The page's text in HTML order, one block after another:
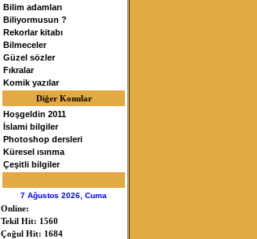
Bilim adamları
Biliyormusun ?
Rekorlar kitabı
Bilmeceler
Güzel sözler
Fıkralar
Komik yazılar
Diğer Konular
Hoşgeldin 2011
İslami bilgiler
Photoshop dersleri
Küresel ısınma
Çeşitli bilgiler
7 Ağustos 2026, Cuma
Online:
Tekil Hit: 1560
Çoğul Hit: 1684